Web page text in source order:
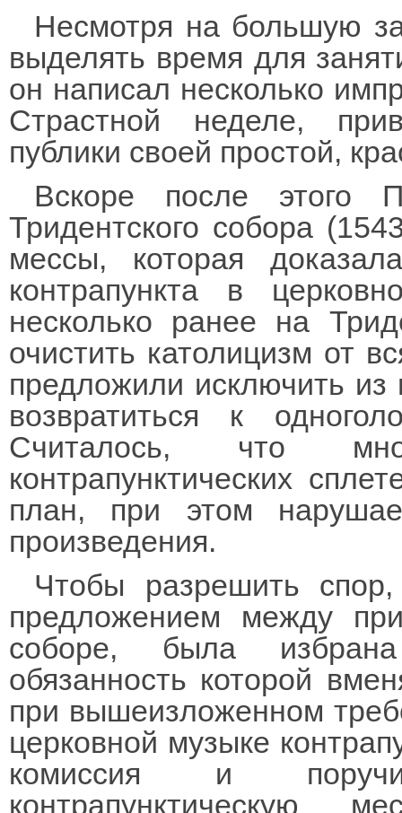
Несмотря на большую
выделять время для
он написал несколько
Страстной неделе,
публики своей простой,
Вскоре после этого
Тридентского собора
мессы, которая
контрапункта в
несколько ранее на
очистить католицизм от
предложили исключить из
возвратиться к
Считалось, что
контрапунктических
план, при этом
произведения.
Чтобы разрешить
предложением между
соборе, была
обязанность которой
при вышеизложенном
церковной музыке
комиссия и
контрапунктическую